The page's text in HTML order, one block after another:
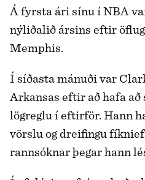
Á fyrsta ári sínu í NBA
nýliðalið ársins eftir
Memphis.
Í síðasta mánuði var
Arkansas eftir að hafa
lögreglu í eftirför. Hann
vörslu og dreifingu
rannsóknar þegar hann